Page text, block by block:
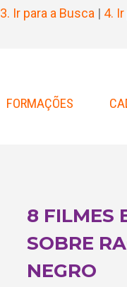
3. Ir para a Busca | 4. Ir
FORMAÇÕES
8 FILMES
SOBRE
NEGRO